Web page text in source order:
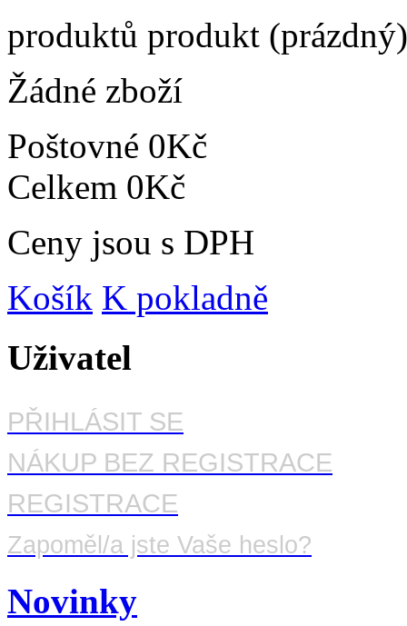
produktů produkt (prázdný)
Žádné zboží
Poštovné 0Kč
Celkem 0Kč
Ceny jsou s DPH
Košík K pokladně
Uživatel
PŘIHLÁSIT SE
NÁKUP BEZ REGISTRACE
REGISTRACE
Zapoměl/a jste Vaše heslo?
Novinky